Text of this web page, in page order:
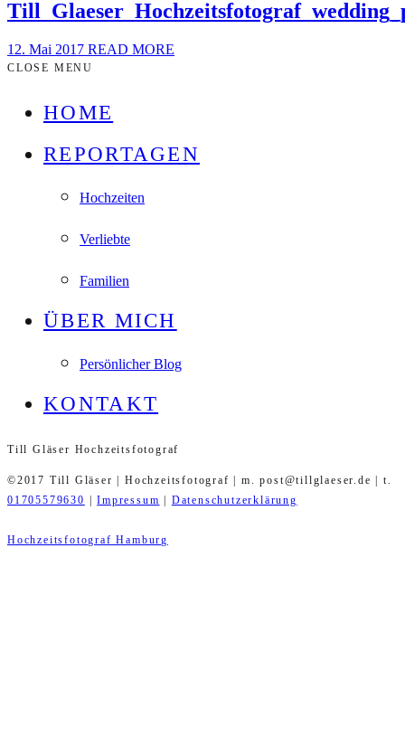
12. Mai 2017 READ MORE
CLOSE MENU
HOME
REPORTAGEN
Hochzeiten
Verliebte
Familien
ÜBER MICH
Persönlicher Blog
KONTAKT
Till Gläser Hochzeitsfotograf
©2017 Till Gläser | Hochzeitsfotograf | m. post@tillglaeser.de | t.
01705579630
|Impressum Datenschutzerklärung
Hochzeitsfotograf Hamburg